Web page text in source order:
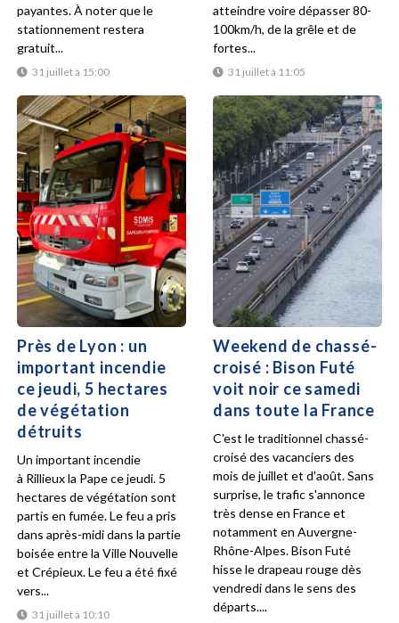
31 juillet à 15:00
payantes. À noter que le
stationnement restera
gratuit...
31 juillet à 11:05
atteindre voire dépasser 80-
100km/h, de la grêle et de
fortes...
Près de Lyon : un
important incendie
ce jeudi, 5 hectares
de végétation
détruits
31 juillet à 10:10
Un important incendie
à Rillieux la Pape ce jeudi. 5
hectares de végétation sont
partis en fumée. Le feu a pris
dans après-midi dans la partie
boisée entre la Ville Nouvelle
et Crépieux. Le feu a été fixé
vers...
Weekend de chassé-
croisé : Bison Futé
voit noir ce samedi
dans toute la France
C'est le traditionnel chassé-
croisé des vacanciers des
mois de juillet et d'août. Sans
surprise, le trafic s'annonce
très dense en France et
notamment en Auvergne-
Rhône-Alpes. Bison Futé
hisse le drapeau rouge dès
vendredi dans le sens des
départs....